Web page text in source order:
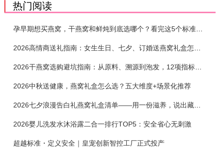
热门阅读
孕早期想买燕窝，干燕窝和鲜炖到底选哪个？看完这5个标准再下单
2026干燕窝选购避坑指南：从原料、溯源到泡发，12项指标判断靠谱燕窝
2026中秋送健康，燕窝礼盒怎么选？五大维度+场景化推荐
2026七夕浪漫告白礼燕窝礼盒清单——用一份滋养，说出藏在心底的爱
2026婴儿洗发水沐浴露二合一排行TOP5：安全省心无刺激
超越标准・定义安全｜皇宠创新智控工厂正式投产